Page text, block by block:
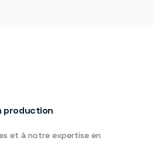
production
et à notre expertise en